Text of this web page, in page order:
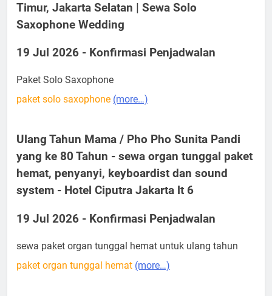
Timur, Jakarta Selatan | Sewa Solo
Saxophone Wedding
19 Jul 2026 - Konfirmasi Penjadwalan
Paket Solo Saxophone
paket solo saxophone (more…)
Ulang Tahun Mama / Pho Pho Sunita Pandi
yang ke 80 Tahun - sewa organ tunggal paket
hemat, penyanyi, keyboardist dan sound
system - Hotel Ciputra Jakarta lt 6
19 Jul 2026 - Konfirmasi Penjadwalan
sewa paket organ tunggal hemat untuk ulang tahun
paket organ tunggal hemat (more…)